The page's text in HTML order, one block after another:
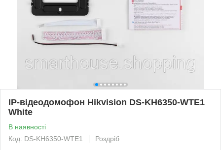
IP-відеодомофон Hikvision DS-KH6350-WТE1
White
В наявності
Код: DS-KH6350-WТE1
Роздріб